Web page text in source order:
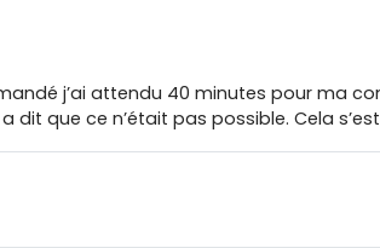
j’ai attendu 40 minutes pour ma
que ce n’était pas possible. Cela